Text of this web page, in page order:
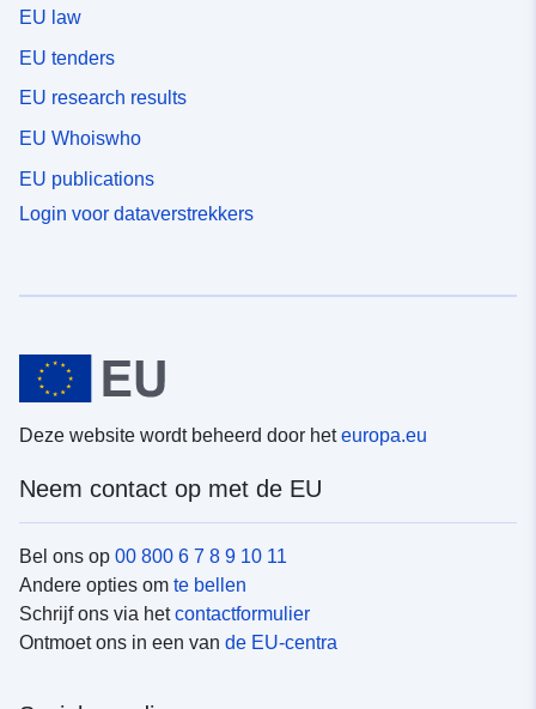
EU law
EU tenders
EU research results
EU Whoiswho
EU publications
Login voor dataverstrekkers
Deze website wordt beheerd door heteuropa.eu
Neem contact op met de EU
Bel ons op 00 800 6 7 8 9 10 11
Andere opties om te bellen
Schrijf ons via hetcontactformulier
Ontmoet ons in een van de EU-centra